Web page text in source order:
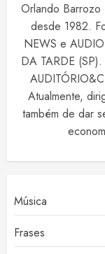
Orlando Barrozo
desde 1982.
NEWS e
DA TARDE
Atualmente,
também de dar
Música
Frases